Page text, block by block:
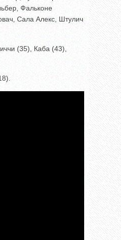
Фальконе
Сала Алекс, Штулич
(35), Каба (43),